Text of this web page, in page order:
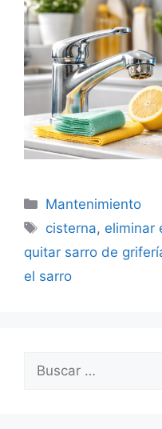
Categorías
Mantenimiento
Etiquetas
cisterna, eliminar
quitar sarro de
el sarro
Buscar: